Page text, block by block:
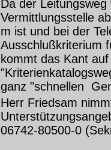
Da der Leitungsweg
Vermittlungsstelle
m ist und bei der
Ausschlußkriterium
kommt das Kant
ganz "schnellen
Herr Friedsam
06742-80500-0